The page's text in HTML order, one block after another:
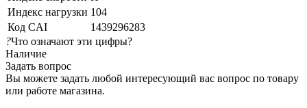
Индекс нагрузки 104
Код CAI
1439296283
?Что означают эти цифры?
Наличие
Задать вопрос
Вы можете задать любой интересующий вас вопрос по товару
или работе магазина.